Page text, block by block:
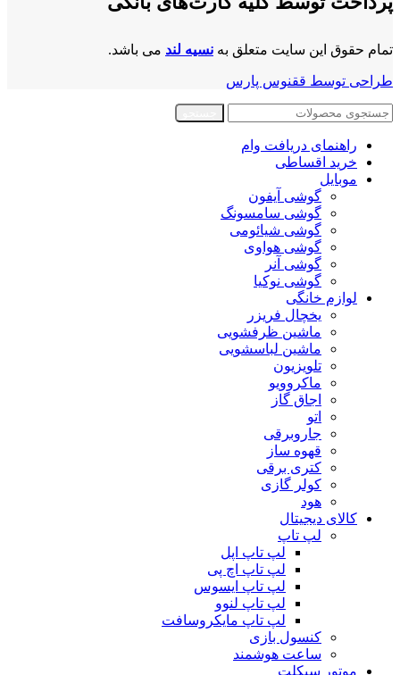
تمام حقوق این سایت متعلق به نسیه لند می باشد.
طراحی توسط ققنوس پارس
راهنمای دریافت وام
خرید اقساطی
موبایل
گوشی آیفون
گوشی سامسونگ
گوشی شیائومی
گوشی هواوی
گوشی آنر
گوشی نوکیا
لوازم خانگی
یخچال فریزر
ماشین ظرفشویی
ماشین لباسشویی
تلویزیون
ماکروویو
اجاق گاز
اتو
جاروبرقی
قهوه ساز
کتری برقی
کولر گازی
هود
کالای دیجیتال
لپ تاپ
لپ تاپ اپل
لپ تاپ اچ پی
لپ تاپ ایسوس
لپ تاپ لنوو
لپ تاپ مایکروسافت
کنسول بازی
ساعت هوشمند
موتور سیکلت